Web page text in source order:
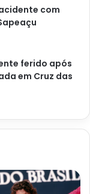
com
ferido após
em Cruz das